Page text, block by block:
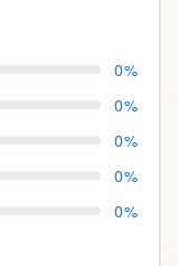
0%
0%
0%
0%
0%